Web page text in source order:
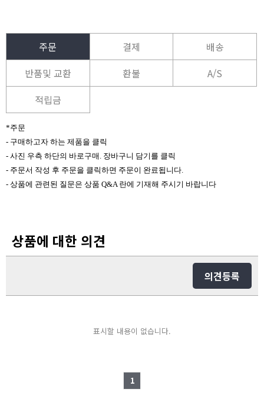
주문 결제
배송
반품및 교환
환불
A/S
적립금
*주문
- 구매하고자 하는 제품을 클릭
- 사진 우측 하단의 바로구매. 장바구니 담기를 클릭
- 주문서 작성 후 주문을 클릭하면 주문이 완료됩니다.
- 상품에 관련된 질문은 상품 Q&A 란에 기재해 주시기 바랍니다
상품에 대한 의견
의견등록
표시할 내용이 없습니다.
1